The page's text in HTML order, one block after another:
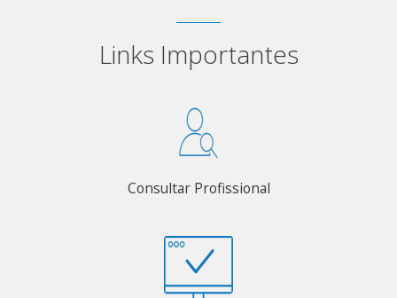
Links Importantes
Consultar Profissional